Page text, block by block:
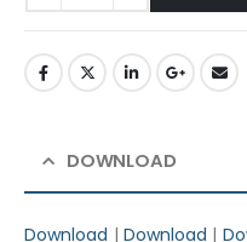
DOWNLOAD
Download | Download |